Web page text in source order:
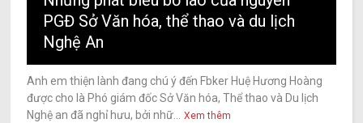
PGĐ Sở Văn hóa, thể thao và du lịch
Nghệ An
Anh em thiện lành đang chú ý đến Fbker Huệ Hương Hoàng
được cho là Phó giám đốc Sở Văn hóa, Thể thao và Du lịch
Nghệ an đã nghỉ hưu, bởi nhữ...
Xem thêm